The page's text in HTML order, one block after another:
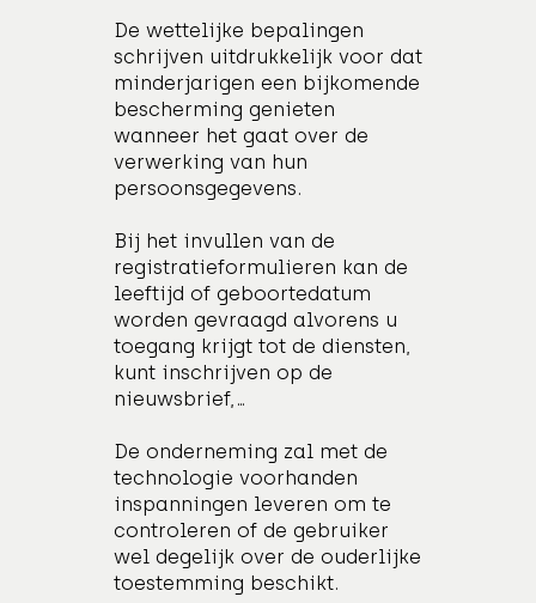
De wettelijke bepalingen
schrijven uitdrukkelijk voor dat
minderjarigen een bijkomende
bescherming genieten
wanneer het gaat over de
verwerking van hun
persoonsgegevens.
Bij het invullen van de
registratieformulieren kan de
leeftijd of geboortedatum
worden gevraagd alvorens u
toegang krijgt tot de diensten,
kunt inschrijven op de
nieuwsbrief,…
De onderneming zal met de
technologie voorhanden
inspanningen leveren om te
controleren of de gebruiker
wel degelijk over de ouderlijke
toestemming beschikt.